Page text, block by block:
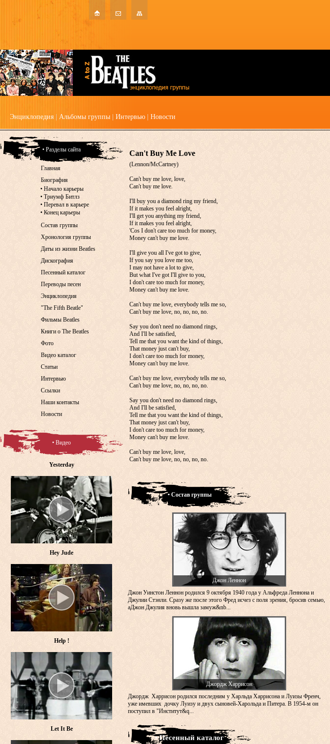
Энциклопедия Альбомы группы Интервью Новости
Can't Buy Me Love
(Lennon/McCartney)
Can't buy me love, love,
Can't buy me love.
I'll buy you a diamond ring my friend,
If it makes you feel alright,
I'll get you anything my friend,
If it makes you feel alright,
'Cos I don't care too much for money,
Money can't buy me love.
I'll give you all I've got to give,
If you say you love me too,
I may not have a lot to give,
But what I've got I'll give to you,
I don't care too much for money,
Money can't buy me love.
Can't buy me love, everybody tells me so,
Can't buy me love, no, no, no, no.
Say you don't need no diamond rings,
And I'll be satisfied,
Tell me that you want the kind of things,
That money just can't buy,
I don't care too much for money,
Money can't buy me love.
Can't buy me love, everybody tells me so,
Can't buy me love, no, no, no, no.
Say you don't need no diamond rings,
And I'll be satisfied,
Tell me that you want the kind of things,
That money just can't buy,
I don't care too much for money,
Money can't buy me love.
Can't buy me love, love,
Can't buy me love, no, no, no, no.
• Состав группы
Джон Леннон
Джон Уинстон Леннон родился 9 октября 1940 года у Альфреда Леннона и
Джулии Стэнли. Сразу же после этого Фред исчез с поля зрения, бросив семью,
аДжон Джулия вновь вышла замуж&nb...
Джордж Харрисон
Джордж Харрисон родился последним у Харльда Харрисона и Луизы Френч,
уже имевших дочку Луизу и двух сыновей-Харольда и Питера. В 1954-м он
поступил в "Институт&q...
• Песенный каталог
• Разделы сайта
Главная
Биография
• Начало карьеры
• Триумф Битлз
• Перевал в карьере
• Конец карьеры
Состав группы
Хронология группы
Даты из жизни Beatles
Дискография
Песенный каталог
Переводы песен
Энциклопедия
"The Fifth Beatle"
Фильмы Beatles
Книги о The Beatles
Фото
Видео каталог
Статьи
Интервью
Ссылки
Наши контакты
Новости
• Видео
Yesterday
Hey Jude
Help !
Let It Be